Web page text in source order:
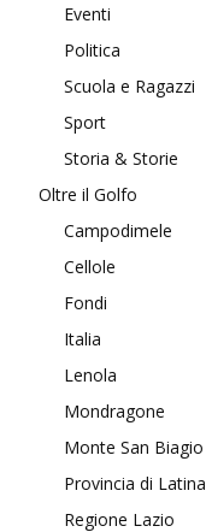
Eventi
Politica
Scuola e Ragazzi
Sport
Storia & Storie
Oltre il Golfo
Campodimele
Cellole
Fondi
Italia
Lenola
Mondragone
Monte San Biagio
Provincia di Latina
Regione Lazio